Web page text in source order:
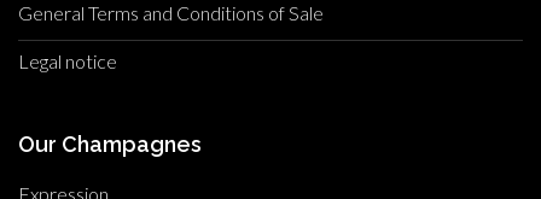
General Terms and Conditions of Sale
Legal notice
Our Champagnes
Expression